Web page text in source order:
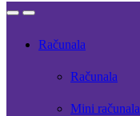
OpenClose
Računala
Računala
Mini računala